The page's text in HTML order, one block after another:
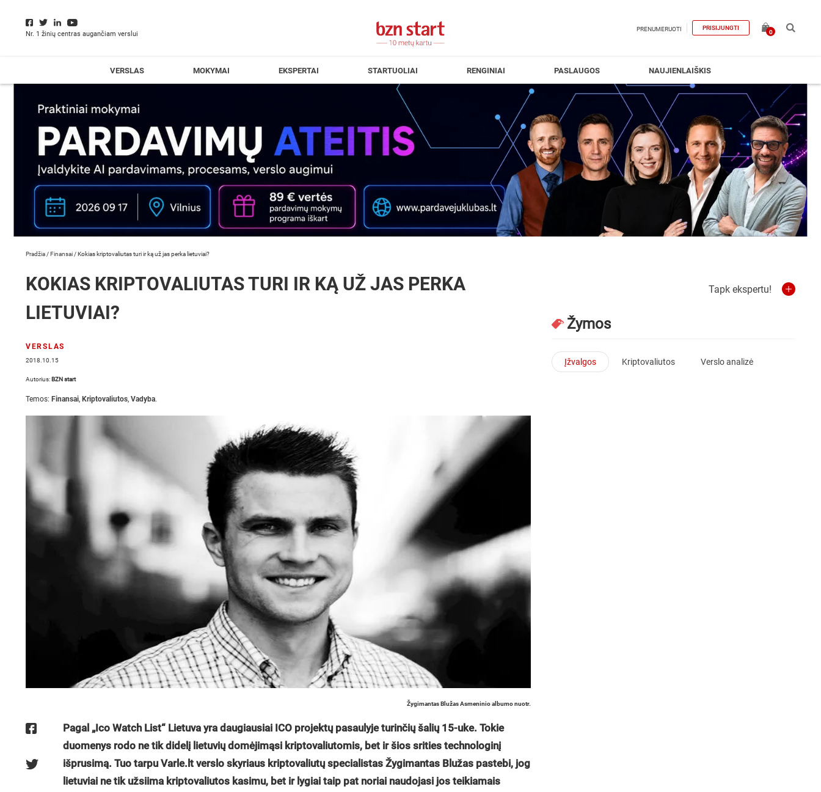
Nr. 1 žinių centras augančiam verslui
PRENUMERUOTI PRISIJUNGTI
0
VERSLAS MOKYMAI EKSPERTAI STARTUOLIAI RENGINIAI PASLAUGOS NAUJIENLAIŠKIS
Pradžia /Finansai /Kokias kriptovaliutas turi ir ką už jas perka lietuviai?
KOKIAS KRIPTOVALIUTAS TURI IR KĄ UŽ JAS PERKA
LIETUVIAI?
VERSLAS
2018.10.15
Autorius: BZN start
Temos: Finansai, Kriptovaliutos, Vadyba.
Žygimantas Blužas Asmeninio albumo nuotr.
Pagal „Ico Watch List“ Lietuva yra daugiausiai ICO projektų pasaulyje turinčių šalių 15-uke. Tokie
duomenys rodo ne tik didelį lietuvių domėjimąsi kriptovaliutomis, bet ir šios srities technologinį
išprusimą. Tuo tarpu Varle.lt verslo skyriaus kriptovaliutųspecialistas Žygimantas Blužas pastebi, jog
lietuviai ne tik užsiima kriptovaliutos kasimu, bet ir lygiai taip pat noriai naudojasi jos teikiamais
Tapk ekspertu!
Žymos
Įžvalgos Kriptovaliutos Verslo analizė